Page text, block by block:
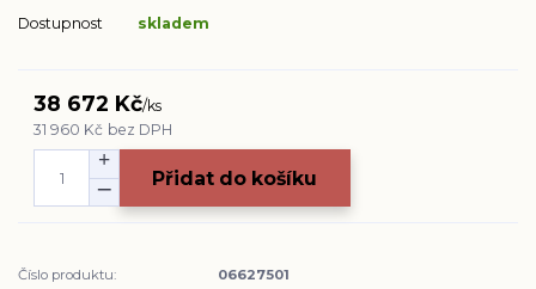
Dostupnost skladem
38 672 Kč/ks
31 960 Kč bez DPH
Přidat do košíku
Číslo produktu:
06627501